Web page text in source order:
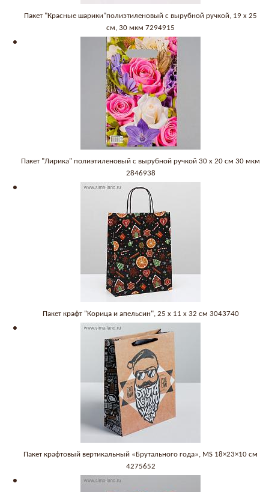
Пакет "Красные шарики"полиэтиленовый с вырубной ручкой, 19 х 25
см, 30 мкм 7294915
Пакет "Лирика" полиэтиленовый с вырубной ручкой 30 х 20 см 30 мкм
2846938
Пакет крафт "Корица и апельсин", 25 х 11 х 32 см 3043740
Пакет крафтовый вертикальный «Брутального года», MS 18×23×10 см
4275652